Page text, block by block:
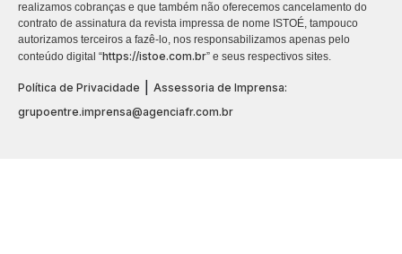
realizamos cobranças e que também não oferecemos cancelamento do
contrato de assinatura da revista impressa de nome ISTOÉ, tampouco
autorizamos terceiros a fazê-lo, nos responsabilizamos apenas pelo
conteúdo digital “https://istoe.com.br” e seus respectivos sites.
Política de Privacidade
Assessoria de Imprensa:
grupoentre.imprensa@agenciafr.com.br